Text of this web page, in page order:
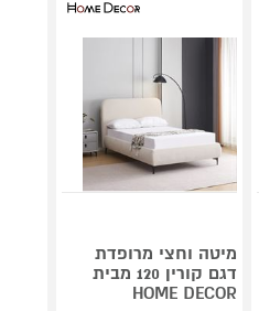
מיטה וחצי מרופדת
דגם קורין 120 מבית
HOME DECOR